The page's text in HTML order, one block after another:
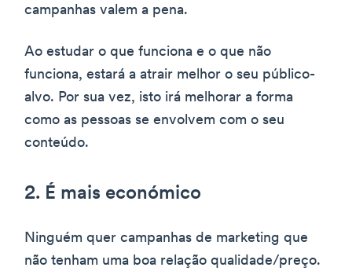
campanhas valem a pena.
Ao estudar o que funciona e o que não
funciona, estará a atrair melhor o seu público-
alvo. Por sua vez, isto irá melhorar a forma
como as pessoas se envolvem com o seu
conteúdo.
2. É mais económico
Ninguém quer campanhas de marketing que
não tenham uma boa relação qualidade/preço.